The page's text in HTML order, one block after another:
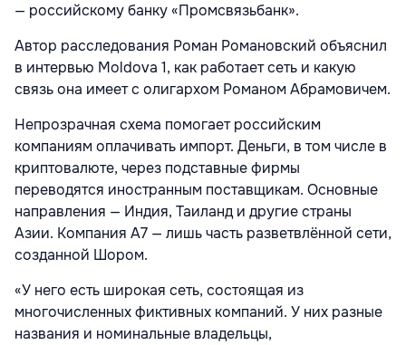
— российскому банку «Промсвязьбанк».
Автор расследования Роман Романовский объяснил
в интервью Moldova 1, как работает сеть и какую
связь она имеет с олигархом Романом Абрамовичем.
Непрозрачная схема помогает российским
компаниям оплачивать импорт. Деньги, в том числе в
криптовалюте, через подставные фирмы
переводятся иностранным поставщикам. Основные
направления — Индия, Таиланд и другие страны
Азии. Компания A7 — лишь часть разветвлённой сети,
созданной Шором.
«У него есть широкая сеть, состоящая из
многочисленных фиктивных компаний. У них разные
названия и номинальные владельцы,